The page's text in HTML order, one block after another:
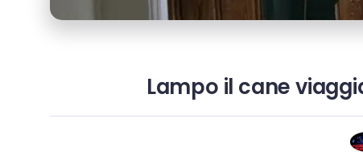
Lampo il cane